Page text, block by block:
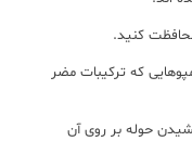
کنید.
که ترکیبات مضر
حوله بر روی آن